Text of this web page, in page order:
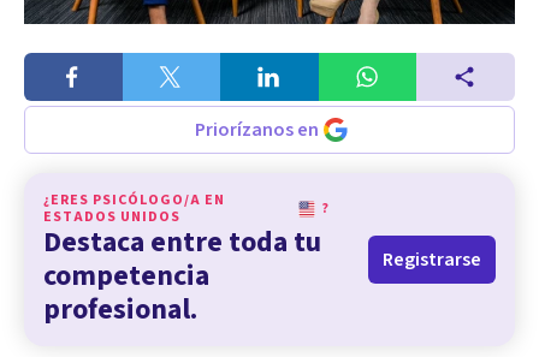
Priorízanos en
¿ERES PSICÓLOGO/A EN
ESTADOS UNIDOS
?
Destaca entre toda tu
competencia
profesional.
Registrarse